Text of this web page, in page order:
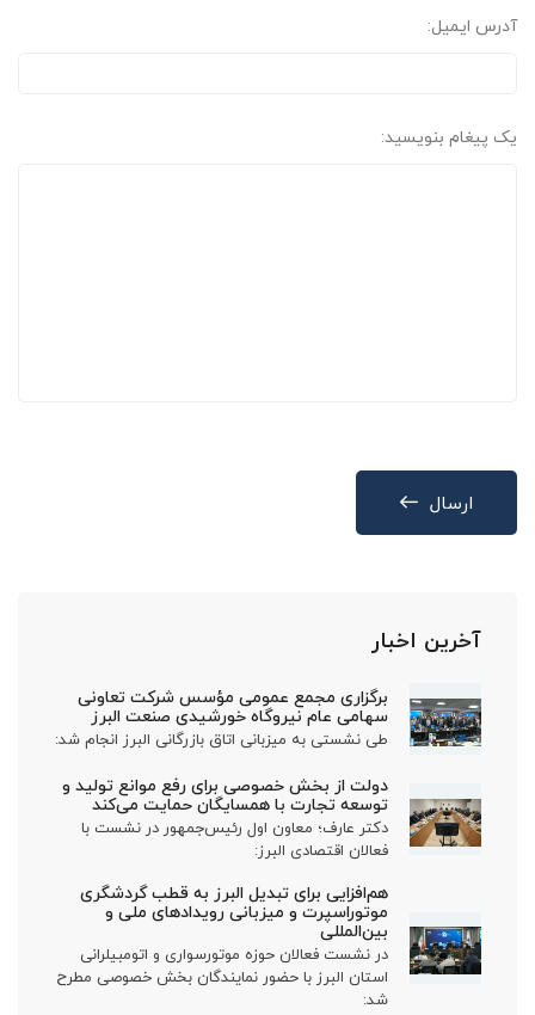
آدرس ایمیل:
یک پیغام بنویسید:
ارسال
آخرین اخبار
برگزاری مجمع عمومی مؤسس شرکت تعاونی
سهامی عام نیروگاه خورشیدی صنعت البرز
طی نشستی به میزبانی اتاق بازرگانی البرز انجام شد:
دولت از بخش خصوصی برای رفع موانع تولید و
توسعه تجارت با همسایگان حمایت می‌کند
دکتر عارف؛ معاون اول رئیس‌جمهور در نشست با
فعالان اقتصادی البرز:
هم‌افزایی برای تبدیل البرز به قطب گردشگری
موتوراسپرت و میزبانی رویدادهای ملی و
بین‌المللی
در نشست فعالان حوزه موتورسواری و اتومبیلرانی
استان البرز با حضور نمایندگان بخش خصوصی مطرح
شد: